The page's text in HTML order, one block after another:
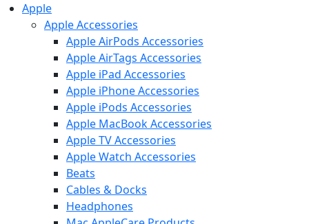
Apple
Apple Accessories
Apple AirPods Accessories
Apple AirTags Accessories
Apple iPad Accessories
Apple iPhone Accessories
Apple iPods Accessories
Apple MacBook Accessories
Apple TV Accessories
Apple Watch Accessories
Beats
Cables & Docks
Headphones